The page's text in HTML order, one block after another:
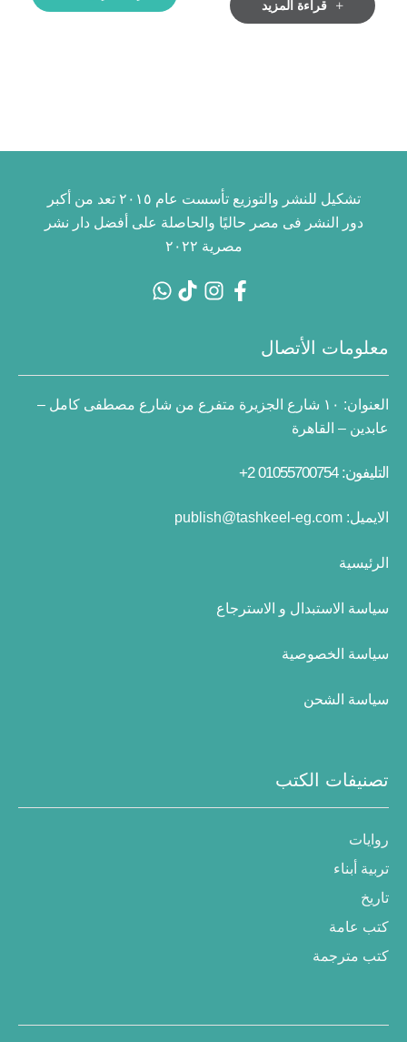
قراءة المزيد
تشكيل للنشر والتوزيع تأسست عام ٢٠١٥ تعد من أكبر
دور النشر فى مصر حاليًا والحاصلة على أفضل دار نشر
مصرية ٢٠٢٢
معلومات الأتصال
العنوان:
١٠ شارع الجزيرة متفرع من شارع مصطفى كامل –
عابدين – القاهرة
التليفون: 01055700754 2+
الايميل: publish@tashkeel-eg.com
الرئيسية
سياسة الاستبدال و الاسترجاع
سياسة الخصوصية
سياسة الشحن
تصنيفات الكتب
روايات
تربية أبناء
تاريخ
كتب عامة
كتب مترجمة